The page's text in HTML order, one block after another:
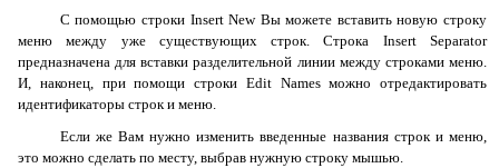
С помощью строки Insert NewВы можете вставить новую строку
меню между уже существующих строк. Строка Insert
Separator
предназначена для вставки разделительной линии между строками меню.
И, наконец, при помощи строки Edit Namesможно отредактировать
идентификаторы строк и меню.
Если же Вам нужно изменить введенные названия строк и меню,
это можно сделать по месту, выбрав нужную строку мышью.